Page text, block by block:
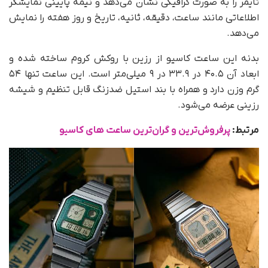
تایمر را به‌ صورت گرافیکی نشان می‌دهد و نیمه پایینی نمایشگر
اطلاعاتی مانند ساعت، دقیقه، ثانیه، تاریخ و روز هفته را نمایش
می‌دهد.
بدنه این ساعت کاسیو از رزین با روکش کروم ساخته شده و
ابعاد آن ۴۰.۵ در ۳۳.۹ در ۹ میلی‌متر است. این ساعت تنها ۵۴
گرم وزن دارد و همراه با بند استیل ضدزنگ قابل تنظیم و شیشه
رزینی عرضه می‌شود.
مرتبط: پرفروش‌ترین و گران‌ترین ساعت های کاسیو